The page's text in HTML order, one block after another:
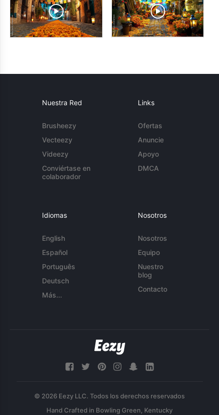
Nuestra Red
Brusheezy
Vecteezy
Videezy
Conviértase en
colaborador
Links
Ofertas
Anuncie
Apoyo
DMCA
Idiomas
English
Español
Português
Deutsch
Más...
Nosotros
Nosotros
Equipo
Nuestro
blog
Contacto
© 2026 Eezy LLC. Todos los derechos reservados